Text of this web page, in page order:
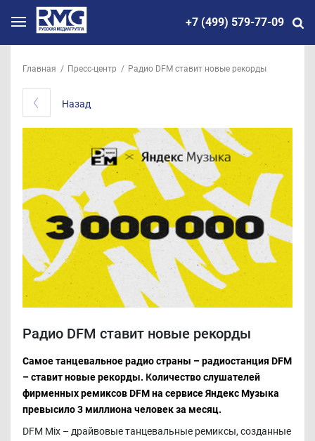
+7 (499) 579-77-09
Главная Пресс-центр Радио DFM ставит новые рекорды
Назад
Радио DFM ставит новые рекорды
Самое танцевальное радио страны – радиостанция DFM
– ставит новые рекорды. Количество слушателей
фирменных ремиксов DFM на сервисе Яндекс Музыка
превысило 3 миллиона человек за месяц.
DFM Mix – драйвовые танцевальные ремиксы, созданные